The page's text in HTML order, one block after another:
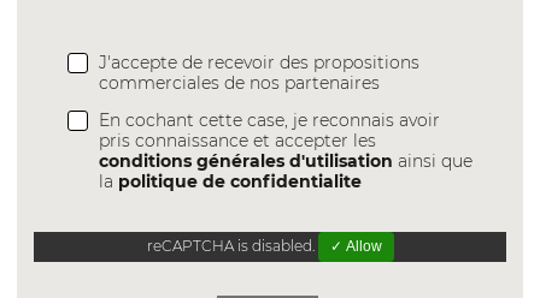
J'accepte de recevoir des propositions
commerciales de nos partenaires
En cochant cette case, je reconnais avoir
pris connaissance et accepter les
conditions générales d'utilisation ainsi que
la politique de confidentialite
reCAPTCHA is disabled. ✓ Allow